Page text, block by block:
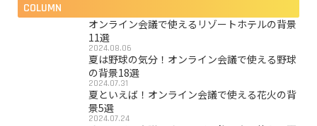
COLUMN
オンライン会議で使えるリゾートホテルの背景
11選
2024.08.06
夏は野球の気分！オンライン会議で使える野球
の背景18選
2024.07.31
夏といえば！オンライン会議で使える花火の背
景5選
2024.07.24